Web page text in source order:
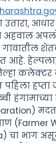
उतारा,
गावातील
आहे.
कलेक्टर
पहिला
हंगामाच्या
(Farmer
चा भाग